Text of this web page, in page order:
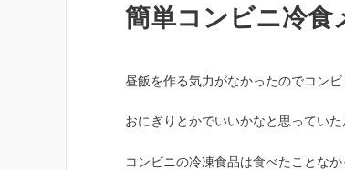
簡単コンビニ冷食
昼飯を作る気力がなかったのでコン
おにぎりとかでいいかなと思ってい
コンビニの冷凍食品は食べたことな